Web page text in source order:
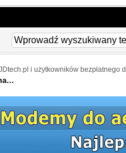
i użytkowników bezpłatnego